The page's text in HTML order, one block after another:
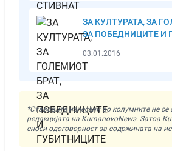
ЗА КУЛТУРАТА, ЗА
ЗА ПОБЕДНИЦИТЕ И
03.01.2016
*Ставовите изнесени во колумните не се
редакцијата на KumanovoNews. Затоа
сноси одоговорност за содржината на